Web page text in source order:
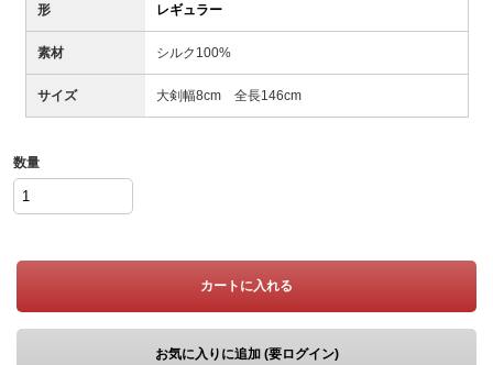
形 レギュラー
素材 シルク100%
サイズ 大剣幅8cm 全長146cm
数量
カートに入れる
お気に入りに追加 (要ログイン)